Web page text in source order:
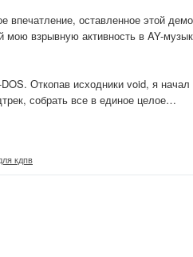
впечатление, оставленное этой
мою взрывную активность в AY-
Откопав исходники void, я начал
собрать все в единое целое…
кдпв